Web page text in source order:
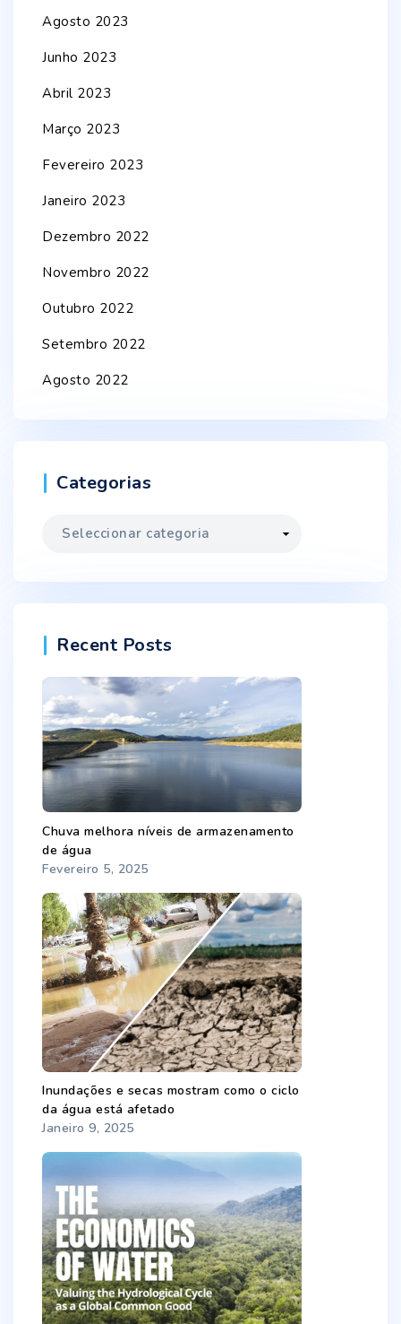
Agosto 2023
Junho 2023
Abril 2023
Março 2023
Fevereiro 2023
Janeiro 2023
Dezembro 2022
Novembro 2022
Outubro 2022
Setembro 2022
Agosto 2022
Categorias
Categorias
Recent Posts
Chuva melhora níveis de armazenamento
de água
Fevereiro 5, 2025
Inundações e secas mostram como o ciclo
da água está afetado
Janeiro 9, 2025